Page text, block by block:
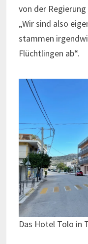
von der
„Wir sind also
stammen
Flüchtlingen ab“.
Das Hotel Tolo in